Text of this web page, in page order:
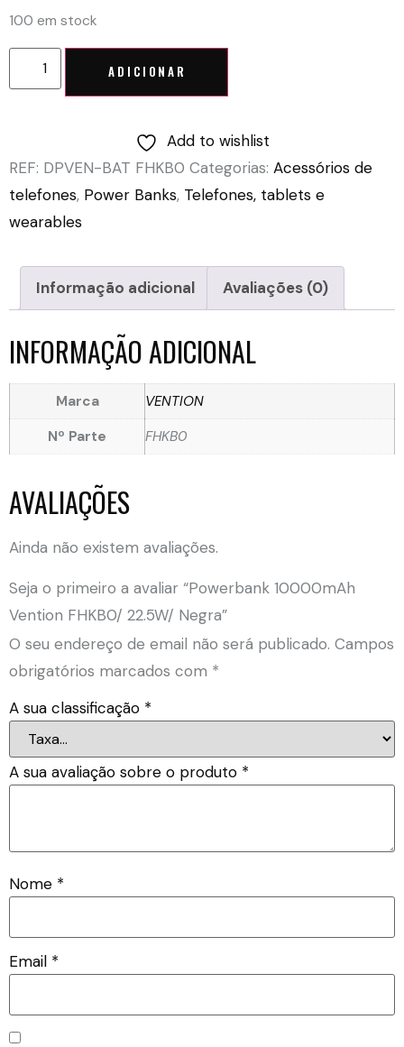
100 em stock
ADICIONAR
Add to wishlist
REF: DPVEN-BAT FHKB0 Categorias: Acessórios de
telefones, Power Banks, Telefones, tablets e
wearables
Informação adicional Avaliações (0)
INFORMAÇÃO ADICIONAL
Marca
VENTION
Nº Parte
FHKB0
AVALIAÇÕES
Ainda não existem avaliações.
Seja o primeiro a avaliar “Powerbank 10000mAh
Vention FHKB0/ 22.5W/ Negra”
O seu endereço de email não será publicado. Campos
obrigatórios marcados com *
A sua classificação *
A sua avaliação sobre o produto *
Nome *
Email *